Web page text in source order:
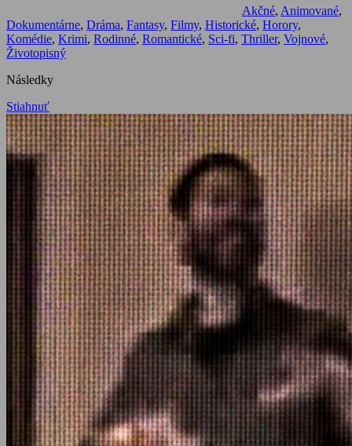
Akčné, Animované,
Dokumentárne, Dráma, Fantasy, Filmy, Historické, Horory,
Komédie, Krimi, Rodinné, Romantické, Sci-fi, Thriller, Vojnové,
Životopisný
Následky
Stiahnuť